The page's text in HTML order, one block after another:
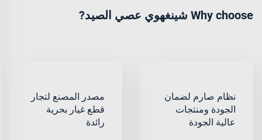
Why choose شينغهوي عصي الصيد?
نظام صارم لضمان
الجودة ومنتجات
عالية الجودة
مصدر المصنع لتجار
قطع غيار بحرية
رائدة